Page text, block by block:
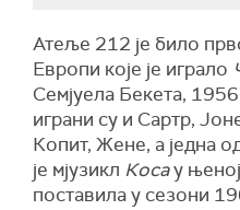
Атеље 212 је било
Европи које је играло
Семјуела Бекета,
играни су и Сартр,
Копит, Жене, а једна
је мјузикл Косау њеној
поставила у сезони